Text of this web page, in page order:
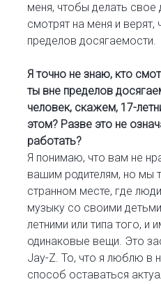
меня, чтобы делать
смотрят на меня и верят,
пределов досягаемости.
Я точно не знаю, кто
ты вне пределов
человек, скажем, 17-
этом? Разве это не
работать?
Я понимаю, что вам не
вашим родителям, но мы
странном месте, где
музыку со своими
летними или типа того, и
одинаковые вещи. Это
Jay-Z. То, что я люблю в
способ оставаться